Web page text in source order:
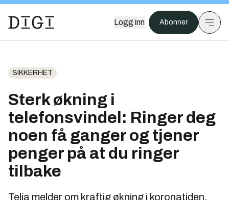
Logg inn Abonner
SIKKERHET
Sterk økning i
telefonsvindel: Ringer deg
noen få ganger og tjener
penger på at du ringer
tilbake
Telia melder om kraftig økning i koronatiden.